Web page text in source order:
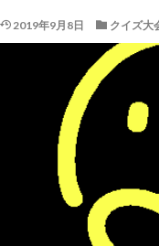
2019年9月8日 クイズ大